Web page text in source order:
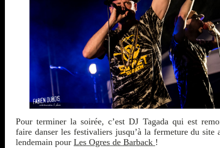
Pour terminer la soirée, c’est DJ Tagada qui est
faire danser les festivaliers jusqu’à la fermeture du site
lendemain pour Les Ogres de Barback !